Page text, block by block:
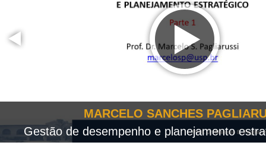
MARCELO SANCHES
Gestão de desempenho e planejamento